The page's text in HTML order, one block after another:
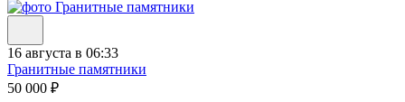
16 августа в 06:33
Гранитные памятники
50 000 ₽